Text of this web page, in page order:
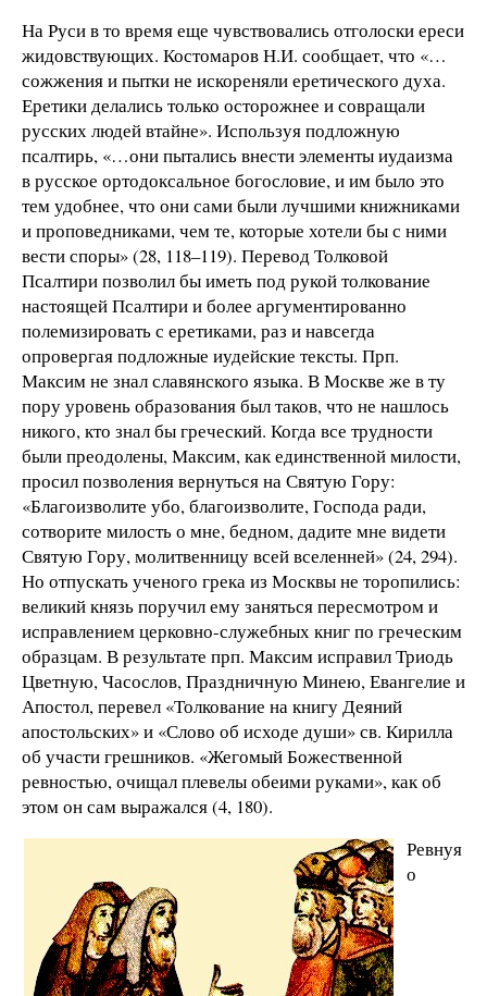
На Руси в то время еще чувствовались отголоски ереси
жидовствующих. Костомаров Н.И. сообщает, что «…
сожжения и пытки не искореняли еретического духа.
Еретики делались только осторожнее и совращали
русских людей втайне». Используя подложную
псалтирь, «…они пытались внести элементы иудаизма
в русское ортодоксальное богословие, и им было это
тем удобнее, что они сами были лучшими книжниками
и проповедниками, чем те, которые хотели бы с ними
вести споры» (28, 118–119). Перевод Толковой
Псалтири позволил бы иметь под рукой толкование
настоящей Псалтири и более аргументированно
полемизировать с еретиками, раз и навсегда
опровергая подложные иудейские тексты. Прп.
Максим не знал славянского языка. В Москве же в ту
пору уровень образования был таков, что не нашлось
никого, кто знал бы греческий. Когда все трудности
были преодолены, Максим, как единственной милости,
просил позволения вернуться на Святую Гору:
«Благоизволите убо, благоизволите, Господа ради,
сотворите милость о мне, бедном, дадите мне видети
Святую Гору, молитвенницу всей вселенней» (24, 294).
Но отпускать ученого грека из Москвы не торопились:
великий князь поручил ему заняться пересмотром и
исправлением церковно-служебных книг по греческим
образцам. В результате прп. Максим исправил Триодь
Цветную, Часослов, Праздничную Минею, Евангелие и
Апостол, перевел «Толкование на книгу Деяний
апостольских» и «Слово об исходе души» св. Кирилла
об участи грешников. «Жегомый Божественной
ревностью, очищал плевелы обеими руками», как об
этом он сам выражался (4, 180).
Ревнуя
о